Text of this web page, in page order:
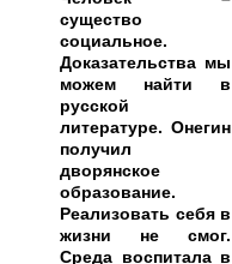
существо
социальное.
Доказательства мы
можем найти в
русской
литературе. Онегин
получил
дворянское
образование.
Реализовать себя в
жизни не смог.
Среда воспитала в